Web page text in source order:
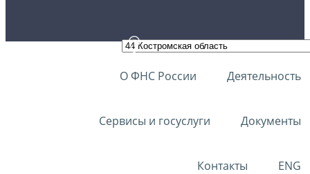
О ФНС России Деятельность
Сервисы и госуслуги Документы
Контакты ENG